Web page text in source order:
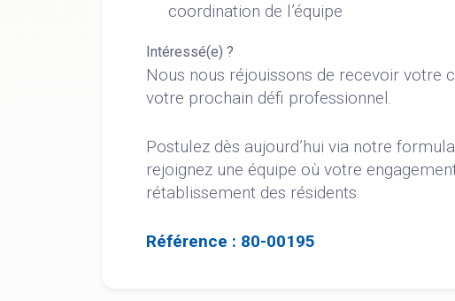
coordination de l’équipe
Intéressé(e) ?
Nous nous réjouissons de recevoir votre
votre prochain défi professionnel.
Postulez dès aujourd’hui via notre
rejoignez une équipe où votre
rétablissement des résidents.
Référence : 80-00195